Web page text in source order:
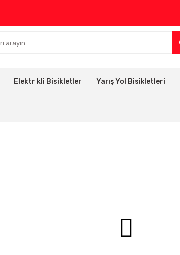
Elektrikli Bisikletler Yarış Yol Bisikletleri